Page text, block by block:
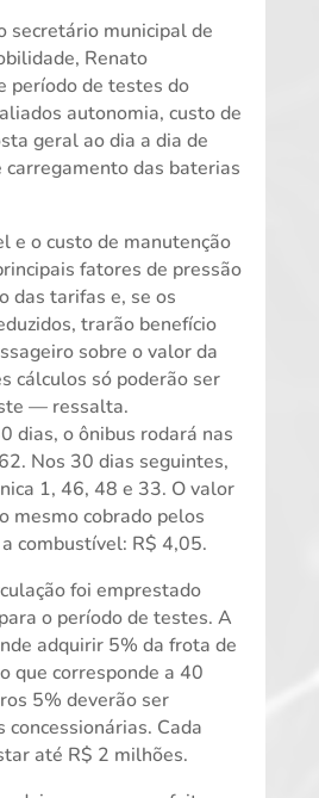
secretário municipal de
Renato
período de testes do
autonomia, custo de
geral ao dia a dia de
carregamento das baterias
e o custo de manutenção
fatores de pressão
das tarifas e, se os
trarão benefício
sobre o valor da
cálculos só poderão ser
— ressalta.
dias, o ônibus rodará nas
Nos 30 dias seguintes,
1, 46, 48 e 33. O valor
mesmo cobrado pelos
combustível: R$ 4,05.
foi emprestado
o período de testes. A
adquirir 5% da frota de
que corresponde a 40
5% deverão ser
concessionárias. Cada
até R$ 2 milhões.